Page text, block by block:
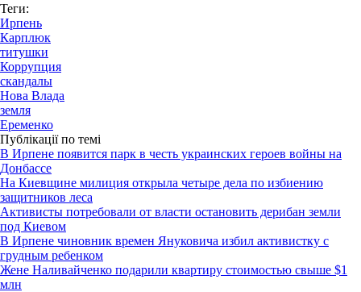
Теги:
Ирпень
Карплюк
титушки
Коррупция
скандалы
Нова Влада
земля
Еременко
Публікації по темі
В Ирпене появится парк в честь украинских героев войны на
Донбассе
На Киевщине милиция открыла четыре дела по избиению
защитников леса
Активисты потребовали от власти остановить дерибан земли
под Киевом
В Ирпене чиновник времен Януковича избил активистку с
грудным ребенком
Жене Наливайченко подарили квартиру стоимостью свыше $1
млн